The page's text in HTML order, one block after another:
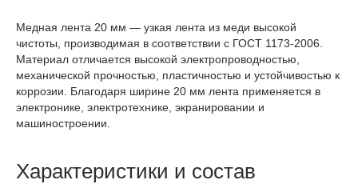
Медная лента 20 мм — узкая лента из меди высокой
чистоты, производимая в соответствии с ГОСТ 1173-2006.
Материал отличается высокой электропроводностью,
механической прочностью, пластичностью и устойчивостью к
коррозии. Благодаря ширине 20 мм лента применяется в
электронике, электротехнике, экранировании и
машиностроении.
Характеристики и состав